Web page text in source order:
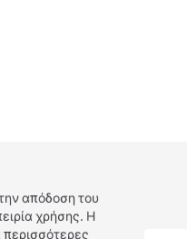
απόδοση του
χρήσης. Η